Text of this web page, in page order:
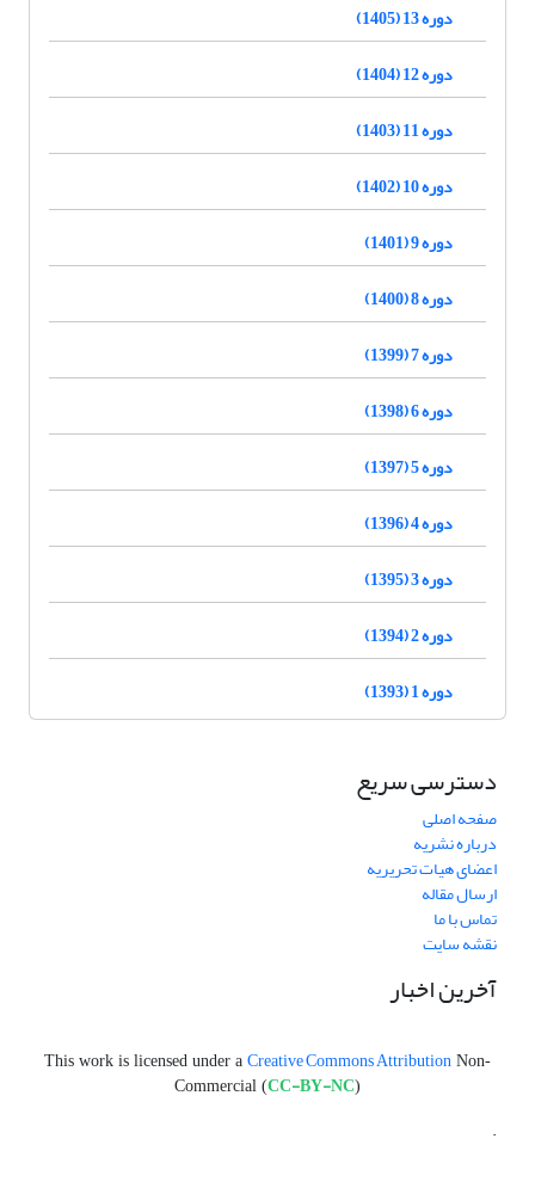
دوره 13 (1405)
دوره 12 (1404)
دوره 11 (1403)
دوره 10 (1402)
دوره 9 (1401)
دوره 8 (1400)
دوره 7 (1399)
دوره 6 (1398)
دوره 5 (1397)
دوره 4 (1396)
دوره 3 (1395)
دوره 2 (1394)
دوره 1 (1393)
دسترسی سریع
صفحه اصلی
درباره نشریه
اعضای هیات تحریریه
ارسال مقاله
تماس با ما
نقشه سایت
آخرین اخبار
This work is licensed under a Creative Commons Attribution Non-
Commercial (CC-BY-NC)
.